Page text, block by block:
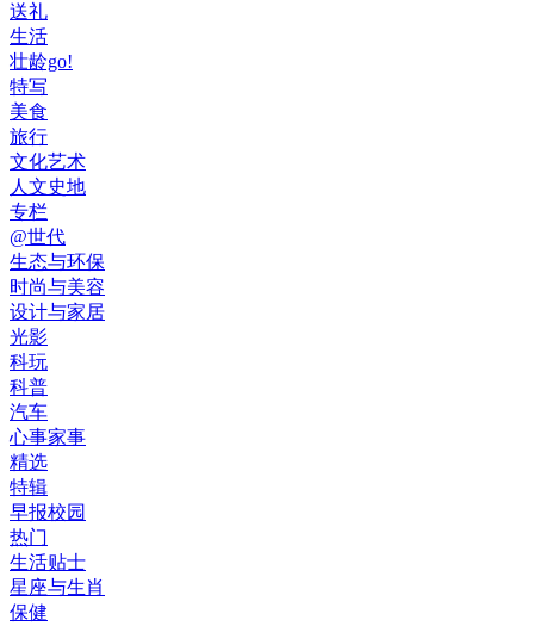
送礼
生活
壮龄go!
特写
美食
旅行
文化艺术
人文史地
专栏
@世代
生态与环保
时尚与美容
设计与家居
光影
科玩
科普
汽车
心事家事
精选
特辑
早报校园
热门
生活贴士
星座与生肖
保健